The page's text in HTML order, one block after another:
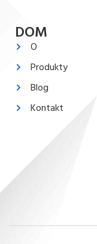
DOM
O
Produkty
Blog
Kontakt